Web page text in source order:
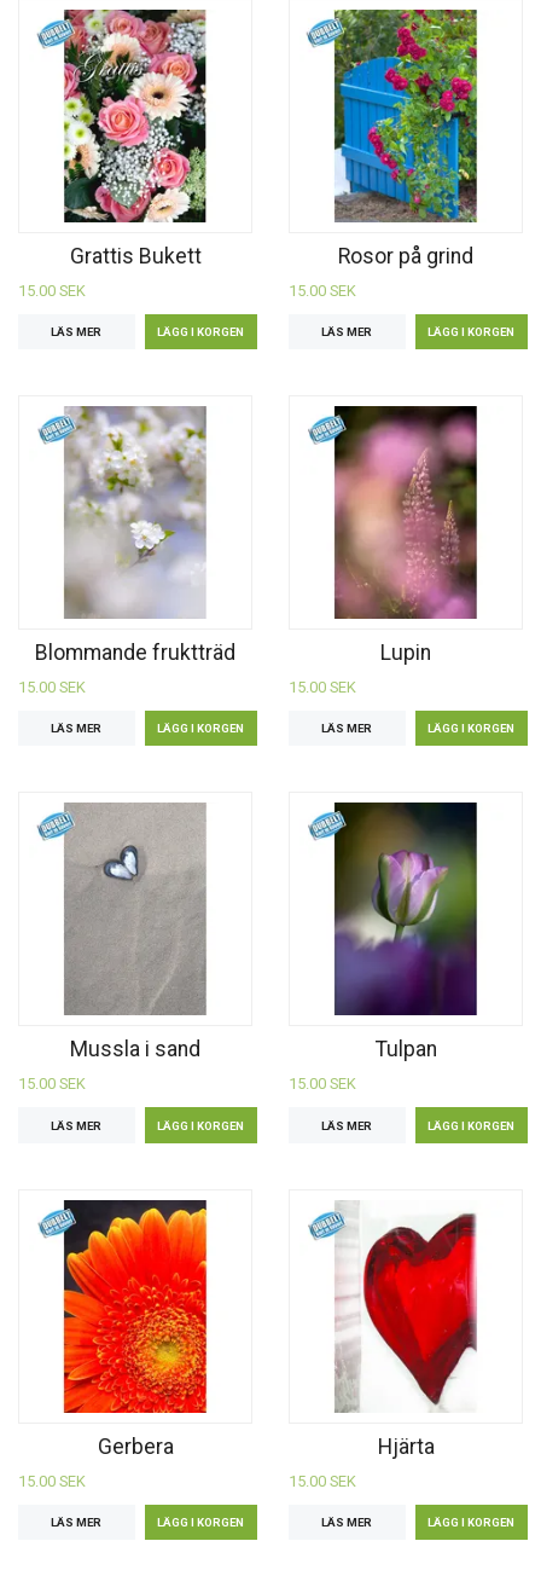
Grattis Bukett
15.00 SEK
LÄS MER
Rosor på grind
15.00 SEK
LÄS MER
Blommande fruktträd
15.00 SEK
LÄS MER
Lupin
15.00 SEK
LÄS MER
Mussla i sand
15.00 SEK
LÄS MER
Tulpan
15.00 SEK
LÄS MER
Gerbera
15.00 SEK
LÄS MER
Hjärta
15.00 SEK
LÄS MER